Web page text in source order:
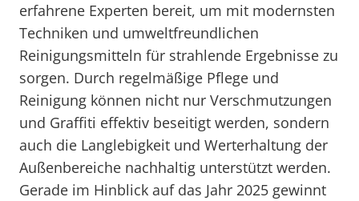
erfahrene Experten bereit, um mit modernsten
Techniken und umweltfreundlichen
Reinigungsmitteln für strahlende Ergebnisse zu
sorgen. Durch regelmäßige Pflege und
Reinigung können nicht nur Verschmutzungen
und Graffiti effektiv beseitigt werden, sondern
auch die Langlebigkeit und Werterhaltung der
Außenbereiche nachhaltig unterstützt werden.
Gerade im Hinblick auf das Jahr 2025 gewinnt